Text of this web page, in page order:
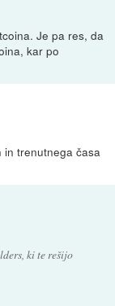
Je pa res, da
kar po
in trenutnega časa
ki te rešijo